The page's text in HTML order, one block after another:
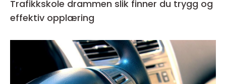
Trafikkskole drammen slik finner du trygg og
effektiv opplæring